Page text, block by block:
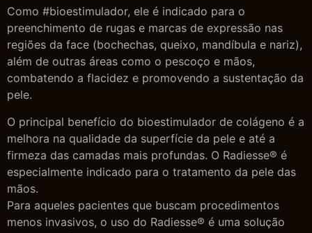
Como #bioestimulador, ele é indicado para o
preenchimento de rugas e marcas de expressão nas
regiões da face (bochechas, queixo, mandíbula e nariz),
além de outras áreas como o pescoço e mãos,
combatendo a flacidez e promovendo a sustentação da
pele.
O principal benefício do bioestimulador de colágeno é a
melhora na qualidade da superfície da pele e até a
firmeza das camadas mais profundas. O Radiesse® é
especialmente indicado para o tratamento da pele das
mãos.
Para aqueles pacientes que buscam procedimentos
menos invasivos, o uso do Radiesse® é uma solução